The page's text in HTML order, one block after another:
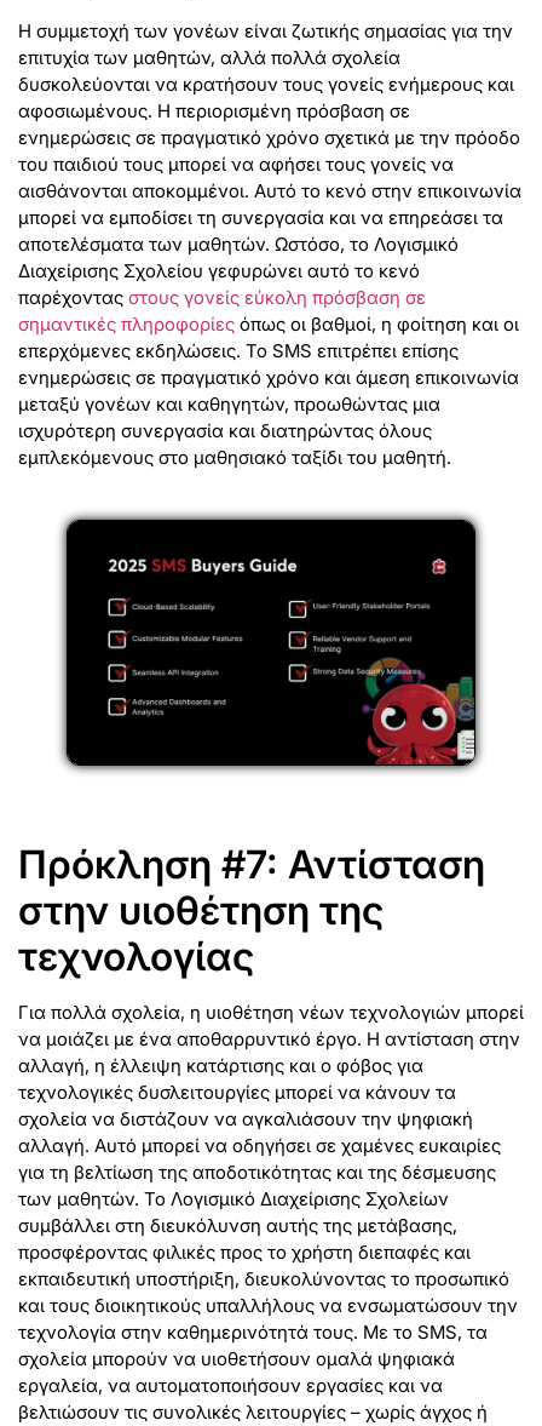
Η συμμετοχή των γονέων είναι ζωτικής σημασίας για την
επιτυχία των μαθητών, αλλά πολλά σχολεία
δυσκολεύονται να κρατήσουν τους γονείς ενήμερους και
αφοσιωμένους. Η περιορισμένη πρόσβαση σε
ενημερώσεις σε πραγματικό χρόνο σχετικά με την πρόοδο
του παιδιού τους μπορεί να αφήσει τους γονείς να
αισθάνονται αποκομμένοι. Αυτό το κενό στην επικοινωνία
μπορεί να εμποδίσει τη συνεργασία και να επηρεάσει τα
αποτελέσματα των μαθητών. Ωστόσο, το Λογισμικό
Διαχείρισης Σχολείου γεφυρώνει αυτό το κενό
παρέχοντας στους γονείς εύκολη πρόσβαση σε
σημαντικές πληροφορίες όπως οι βαθμοί, η φοίτηση και οι
επερχόμενες εκδηλώσεις. Το SMS επιτρέπει επίσης
ενημερώσεις σε πραγματικό χρόνο και άμεση επικοινωνία
μεταξύ γονέων και καθηγητών, προωθώντας μια
ισχυρότερη συνεργασία και διατηρώντας όλους
εμπλεκόμενους στο μαθησιακό ταξίδι του μαθητή.
Πρόκληση #7: Αντίσταση
στην υιοθέτηση της
τεχνολογίας
Για πολλά σχολεία, η υιοθέτηση νέων τεχνολογιών μπορεί
να μοιάζει με ένα αποθαρρυντικό έργο. Η αντίσταση στην
αλλαγή, η έλλειψη κατάρτισης και ο φόβος για
τεχνολογικές δυσλειτουργίες μπορεί να κάνουν τα
σχολεία να διστάζουν να αγκαλιάσουν την ψηφιακή
αλλαγή. Αυτό μπορεί να οδηγήσει σε χαμένες ευκαιρίες
για τη βελτίωση της αποδοτικότητας και της δέσμευσης
των μαθητών. Το Λογισμικό Διαχείρισης Σχολείων
συμβάλλει στη διευκόλυνση αυτής της μετάβασης,
προσφέροντας φιλικές προς το χρήστη διεπαφές και
εκπαιδευτική υποστήριξη, διευκολύνοντας το προσωπικό
και τους διοικητικούς υπαλλήλους να ενσωματώσουν την
τεχνολογία στην καθημερινότητά τους. Με το SMS, τα
σχολεία μπορούν να υιοθετήσουν ομαλά ψηφιακά
εργαλεία, να αυτοματοποιήσουν εργασίες και να
βελτιώσουν τις συνολικές λειτουργίες – χωρίς άγχος ή